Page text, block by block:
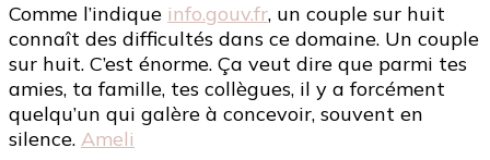
Comme l’indique info.gouv.fr, un couple sur huit
connaît des difficultés dans ce domaine. Un couple
sur huit. C’est énorme. Ça veut dire que parmi tes
amies, ta famille, tes collègues, il y a forcément
quelqu’un qui galère à concevoir, souvent en
silence. Ameli